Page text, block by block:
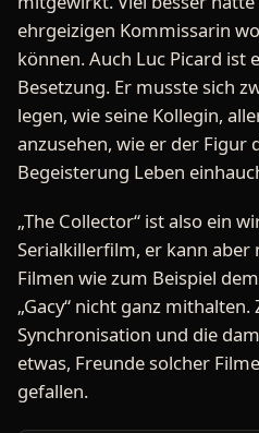
ehrgeizigen Kommissarin
können. Auch Luc Picard ist
Besetzung. Er musste sich
legen, wie seine Kollegin,
anzusehen, wie er der Figur
Begeisterung Leben
„The Collector“ ist also ein
Serialkillerfilm, er kann
Filmen wie zum Beispiel
„Gacy“ nicht ganz
Synchronisation und die
etwas, Freunde solcher
gefallen.